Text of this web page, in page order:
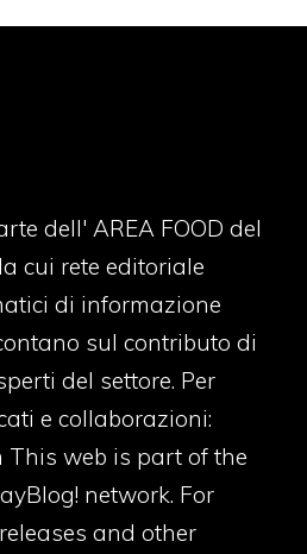
dell' AREA FOOD del
cui rete editoriale
di informazione
sul contributo di
del settore. Per
e collaborazioni:
This web is part of the
network. For
and other